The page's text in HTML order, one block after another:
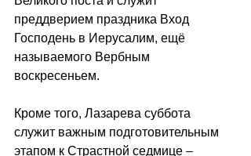
преддверием праздника Вход
Господень в Иерусалим, ещё
называемого Вербным
воскресеньем.
Кроме того, Лазарева суббота
служит важным подготовительным
этапом к Страстной седмице –